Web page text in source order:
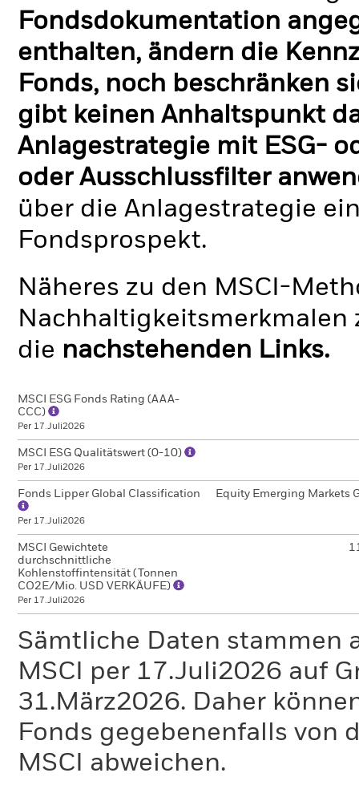
Fondsdokumentation
enthalten, ändern die
Fonds, noch beschränken
gibt keinen Anhaltspunkt
Anlagestrategie mit ESG-
oder Ausschlussfilter
über die Anlagestrategie
Fondsprospekt.
Näheres zu den MSCI-
Nachhaltigkeitsmerkmalen
die nachstehenden Links.
MSCI ESG Fonds Rating (AAA-
CCC)
Per 17.Juli2026
MSCI ESG Qualitätswert (0-10)
Per 17.Juli2026
Fonds Lipper Global Classification
Per 17.Juli2026
Equity Emerging Markets
MSCI Gewichtete
durchschnittliche
Kohlenstoffintensität (Tonnen
CO2E/Mio. USD VERKÄUFE)
Per 17.Juli2026
Sämtliche Daten stammen
MSCI per 17.Juli2026 auf
31.März2026. Daher
Fonds gegebenenfalls von
MSCI abweichen.